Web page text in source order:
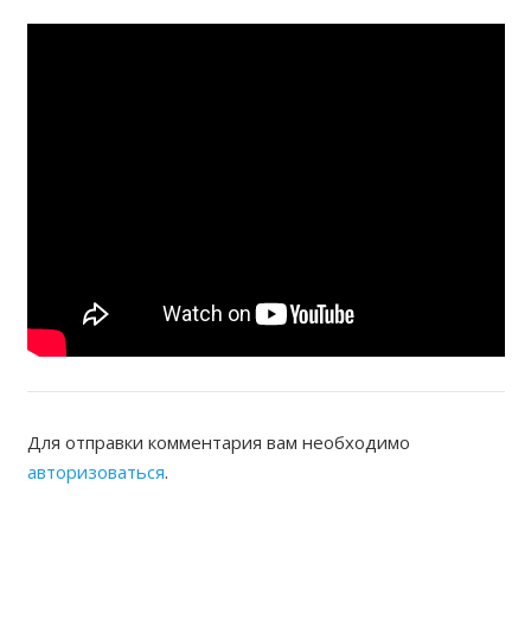
Для отправки комментария вам необходимо
авторизоваться.